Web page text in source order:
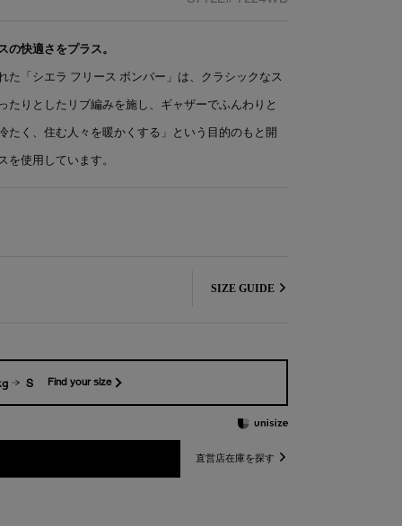
快適さをプラス。
「シエラ フリース ボンバー」は、クラシックなス
りとしたリブ編みを施し、ギャザーでふんわりと
く、住む人々を暖かくする」という目的のもと開
使用しています。
SIZE GUIDE
S Find your size
直営店在庫を探す